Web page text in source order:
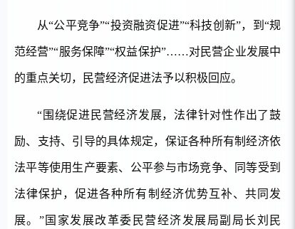
从“公平竞争”“投资融资促进”“科技创新”，到“规
范经营”“服务保障”“权益保护”……对民营企业发展中
的重点关切，民营经济促进法予以积极回应。
“围绕促进民营经济发展，法律针对性作出了鼓
励、支持、引导的具体规定，保证各种所有制经济依
法平等使用生产要素、公平参与市场竞争、同等受到
法律保护，促进各种所有制经济优势互补、共同发
展。”国家发展改革委民营经济发展局副局长刘民